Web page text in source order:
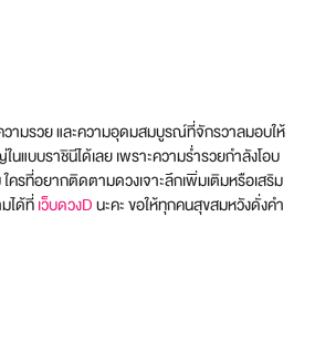
วามรวย และความอุดมสมบูรณ์ที่จักรวาลมอบให้
แบบราชินีได้เลย เพราะความร่ำรวยกำลังโอบ
รที่อยากติดตามดวงเจาะลึกเพิ่มเติมหรือเสริม
ได้ที่เว็บดวงDนะคะ ขอให้ทุกคนสุขสมหวังดั่งคำ